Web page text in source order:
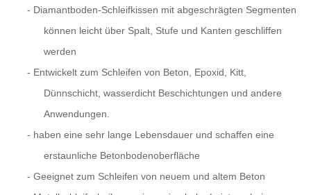
- Diamantboden-Schleifkissen mit abgeschrägten Segmenten
können leicht über Spalt, Stufe und Kanten geschliffen
werden
- Entwickelt zum Schleifen von Beton, Epoxid, Kitt,
Dünnschicht, wasserdicht Beschichtungen und andere
Anwendungen.
- haben eine sehr lange Lebensdauer und schaffen eine
erstaunliche Betonbodenoberfläche
- Geeignet zum Schleifen von neuem und altem Beton